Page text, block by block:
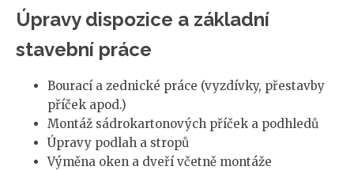
Úpravy dispozice a základní
stavební práce
Bourací a zednické práce (vyzdívky, přestavby
příček apod.)
Montáž sádrokartonových příček a podhledů
Úpravy podlah a stropů
Výměna oken a dveří včetně montáže